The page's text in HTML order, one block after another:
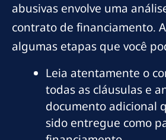
abusivas envolve uma
contrato de financiamento.
algumas etapas que você
Leia atentamente o
todas as cláusulas e
documento adicional
sido entregue como